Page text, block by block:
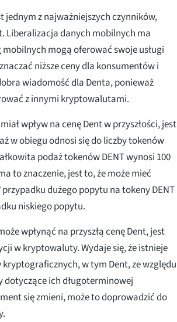
z najważniejszych czynników,
Liberalizacja danych mobilnych ma
mogą oferować swoje usługi
niższe ceny dla konsumentów i
wiadomość dla Denta, ponieważ
z innymi kryptowalutami.
wpływ na cenę Dent w przyszłości, jest
w obiegu odnosi się do liczby tokenów
podaż tokenów DENT wynosi 100
to znaczenie, jest to, że może mieć
dużego popytu na tokeny DENT
niskiego popytu.
wpłynąć na przyszłą cenę Dent, jest
w kryptowaluty. Wydaje się, że istnieje
w tym Dent, ze względu
ich długoterminowej
się zmieni, może to doprowadzić do